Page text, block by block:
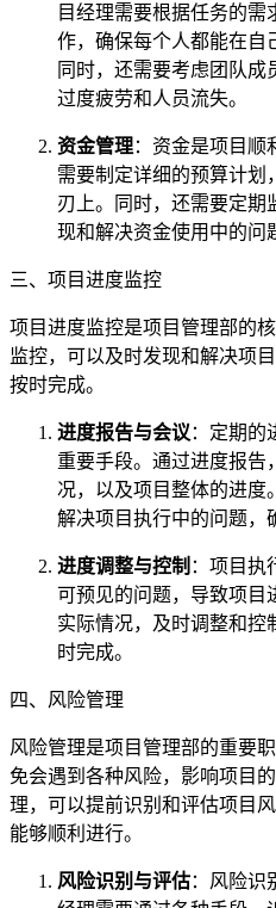
目经理需要根据任务的需
作，确保每个人都能在自
同时，还需要考虑团队
过度疲劳和人员流失。
资金管理：资金是项目顺
需要制定详细的预算计划
刃上。同时，还需要定期
现和解决资金使用中的问
三、项目进度监控
项目进度监控是项目管理部的
监控，可以及时发现和解决项
按时完成。
进度报告与会议 ：定期的
重要手段。通过进度报告
况，以及项目整体的进度
解决项目执行中的问题，
进度调整与控制 ：项目执
可预见的问题，导致项目
实际情况，及时调整和控
时完成。
四、风险管理
风险管理是项目管理部的重要
免会遇到各种风险，影响项目
理，可以提前识别和评估项目
能够顺利进行。
风险识别与评估：风险识